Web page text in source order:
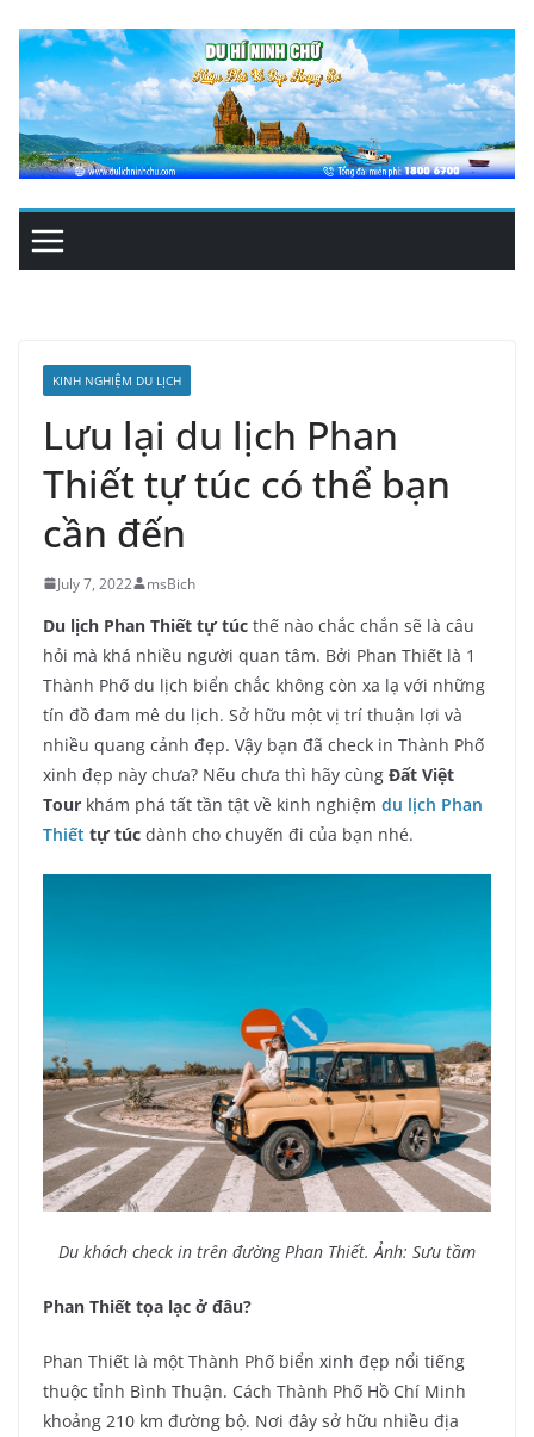
content
KINH NGHIỆM DU LỊCH
Lưu lại du lịch Phan
Thiết tự túc có thể bạn
cần đến
July 7, 2022 msBich
Du lịch Phan Thiết tự túc thế nào chắc chắn sẽ là câu
hỏi mà khá nhiều người quan tâm. Bởi Phan Thiết là 1
Thành Phố du lịch biển chắc không còn xa lạ với những
tín đồ đam mê du lịch. Sở hữu một vị trí thuận lợi và
nhiều quang cảnh đẹp. Vậy bạn đã check in Thành Phố
xinh đẹp này chưa? Nếu chưa thì hãy cùng Đất Việt
Tour khám phá tất tần tật về kinh nghiệm du lịch Phan
Thiết tự túc dành cho chuyến đi của bạn nhé.
Du khách check in trên đường Phan Thiết. Ảnh: Sưu tầm
Phan Thiết tọa lạc ở đâu?
Phan Thiết là một Thành Phố biển xinh đẹp nổi tiếng
thuộc tỉnh Bình Thuận. Cách Thành Phố Hồ Chí Minh
khoảng 210 km đường bộ. Nơi đây sở hữu nhiều địa